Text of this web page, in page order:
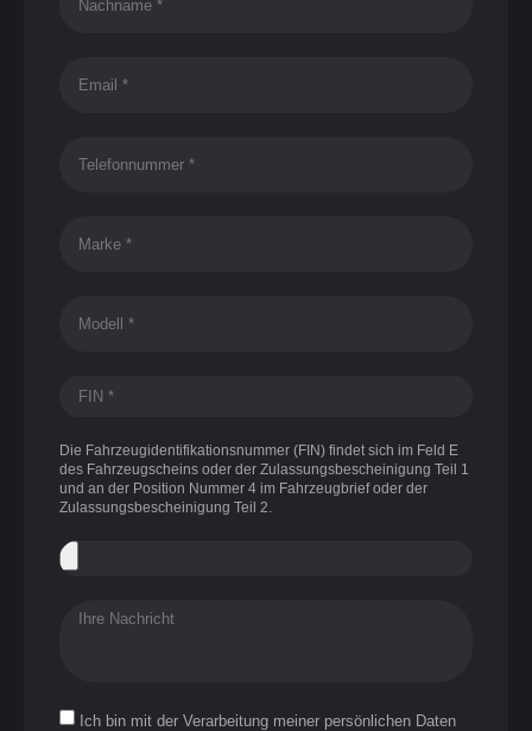
Die Fahrzeugidentifikationsnummer (FIN) findet sich im Feld E
des Fahrzeugscheins oder der Zulassungsbescheinigung Teil 1
und an der Position Nummer 4 im Fahrzeugbrief oder der
Zulassungsbescheinigung Teil 2.
Ich bin mit der Verarbeitung meiner persönlichen Daten